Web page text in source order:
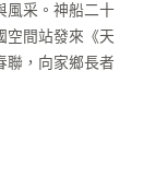
風采。神船二十
空間站發來《天
聯，向家鄉長者